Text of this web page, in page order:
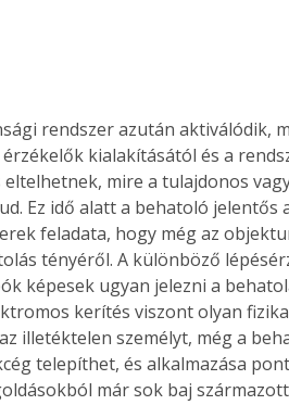
rendszer azután aktiválódik,
kialakításától és a
mire a tulajdonos
Ez idő alatt a behatoló jelentős
feladata, hogy még az
tényéről. A különböző
képesek ugyan jelezni a
kerítés viszont olyan
illetéktelen személyt, még a
telepíthet, és alkalmazása
már sok baj